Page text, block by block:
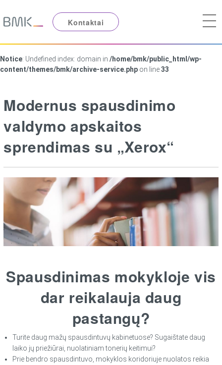
Kontaktai
Notice: Undefined index: domain in /home/bmk/public_html/wp-
content/themes/bmk/archive-service.php on line33
Modernus spausdinimo
valdymo apskaitos
sprendimas su „Xerox“
Spausdinimas mokykloje vis
dar reikalauja daug
pastangų?
Turite daug mažų spausdintuvų kabinetuose? Sugaištate daug
laiko jų priežiūrai, nuolatiniam tonerių keitimui?
Prie bendro spausdintuvo, mokyklos koridoriuje nuolatos reikia